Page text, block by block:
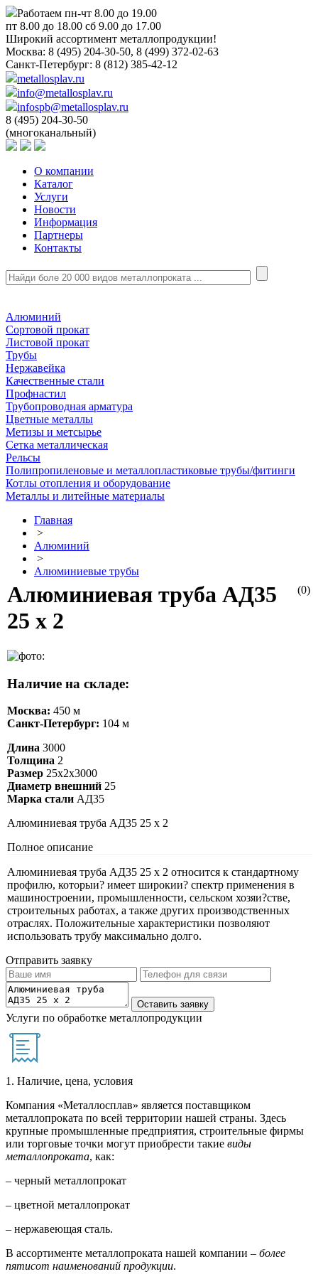
Работаем пн-чт 8.00 до 19.00
пт 8.00 до 18.00 сб 9.00 до 17.00
Широкий ассортимент металлопродукции!
Москва: 8 (495) 204-30-50, 8 (499) 372-02-63
Санкт-Петербург: 8 (812) 385-42-12
metallosplav.ru
info@metallosplav.ru
infospb@metallosplav.ru
8 (495) 204-30-50
(многоканальный)
О компании
Каталог
Услуги
Новости
Информация
Партнеры
Контакты
Алюминий
Сортовой прокат
Листовой прокат
Трубы
Нержавейка
Качественные стали
Профнастил
Трубопроводная арматура
Цветные металлы
Метизы и метсырье
Сетка металлическая
Рельсы
Полипропиленовые и металлопластиковые трубы/фитинги
Котлы отопления и оборудование
Металлы и литейные материалы
Главная
>
Алюминий
>
Алюминиевые трубы
(0)
Алюминиевая труба АД35
25 х 2
Наличие на складе:
Москва: 450 м
Санкт-Петербург: 104 м
Длина 3000
Толщина 2
Размер 25х2х3000
Диаметр внешний 25
Марка стали АД35
Алюминиевая труба АД35 25 х 2
Полное описание
Алюминиевая труба АД35 25 х 2 относится к стандартному
профилю, которыи? имеет широкии? спектр применения в
машиностроении, промышленности, сельском хозяи?стве,
строительных работах, а также других производственных
отраслях. Положительные характеристики позволяют
использовать трубу максимально долго.
Отправить заявку
Услуги по обработке металлопродукции
1. Наличие, цена, условия
Компания «Металлосплав» является поставщиком
металлопроката по всей территории нашей страны. Здесь
крупные промышленные предприятия, строительные фирмы
или торговые точки могут приобрести такие виды
металлопроката, как:
– черный металлопрокат
– цветной металлопрокат
– нержавеющая сталь.
В ассортименте металлопроката нашей компании – более
пятисот наименований продукции.